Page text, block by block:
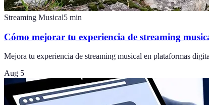
Streaming Musical5 min
Cómo mejorar tu experiencia de streaming
Mejora tu experiencia de streaming musical en plataformas
Aug 5